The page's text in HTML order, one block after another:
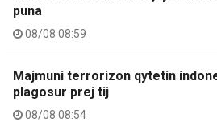
puna
08/08 08:59
Majmuni terrorizon qytetin
plagosur prej tij
08/08 08:54